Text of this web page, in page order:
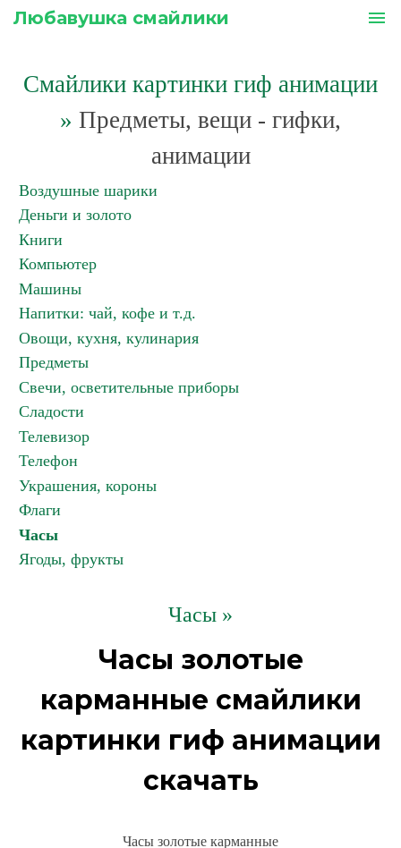
Любавушка смайлики menu
Смайлики картинки гиф анимации
» Предметы, вещи - гифки,
анимации
Воздушные шарики
Деньги и золото
Книги
Компьютер
Машины
Напитки: чай, кофе и т.д.
Овощи, кухня, кулинария
Предметы
Свечи, осветительные приборы
Сладости
Телевизор
Телефон
Украшения, короны
Флаги
Часы
Ягоды, фрукты
Часы »
Часы золотые
карманные смайлики
картинки гиф анимации
скачать
Часы золотые карманные